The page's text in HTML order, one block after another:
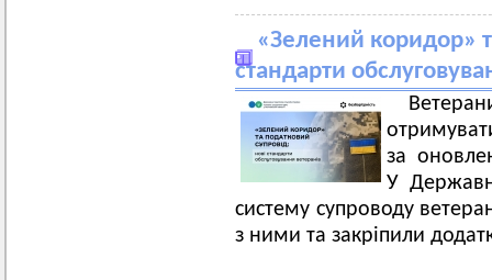
«Зелений коридор»
стандарти
за
У
систему супроводу
з ними та закріпили